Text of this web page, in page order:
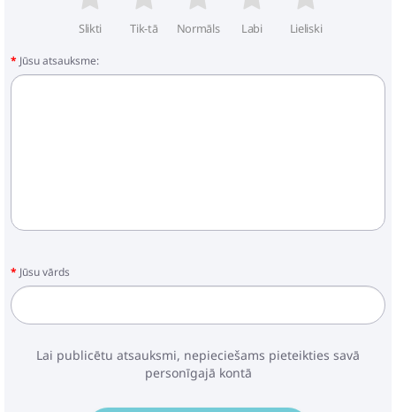
Slikti Tik-tā Normāls Labi Lieliski
Jūsu atsauksme:
Jūsu vārds
Lai publicētu atsauksmi, nepieciešams pieteikties savā
personīgajā kontā